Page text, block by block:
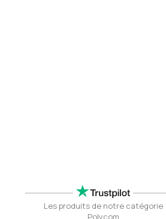
Les produits de notre catégorie
Polycom